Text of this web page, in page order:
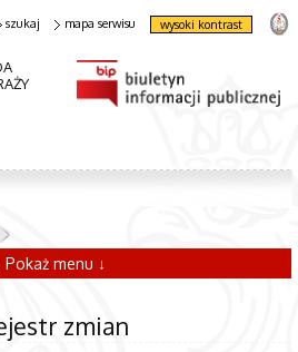
szukaj mapa serwisu wysoki kontrast
Pokaż menu ↓
zmian